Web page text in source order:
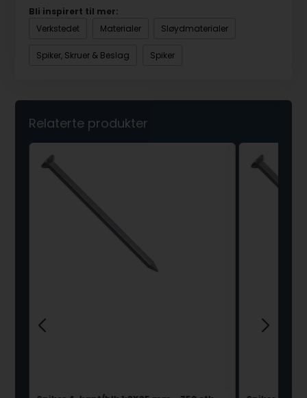
Bli inspirert til mer:
Verkstedet
Materialer Sløydmaterialer
Spiker, Skruer & Beslag Spiker
Relaterte produkter